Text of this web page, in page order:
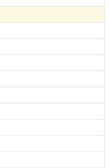
2026
2026